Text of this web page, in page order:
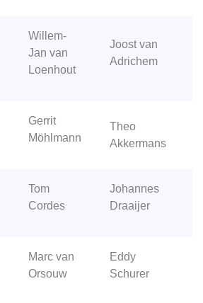
Willem-
Jan van
Loenhout
Joost van
Adrichem
Gerrit
Möhlmann
Theo
Akkermans
Tom
Cordes
Johannes
Draaijer
Marc van
Orsouw
Eddy
Schurer